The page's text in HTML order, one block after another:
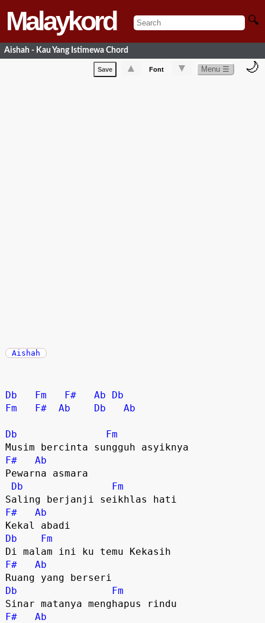
Malaykord 🔍
Aishah - Kau Yang Istimewa Chord
Save ▲ Font ▼ Menu ☰ 🌙
Aishah
Db Fm F# Ab
Db
Fm
F# Ab Db Ab
Db
Fm
Musim bercinta sungguh asyiknya
F#
Ab
Pewarna asmara
Db
Fm
Saling berjanji seikhlas hati
F#
Ab
Kekal abadi
Db
Fm
Di malam ini ku temu Kekasih
F#
Ab
Ruang yang berseri
Db
Fm
Sinar matanya menghapus rindu
F#
Ab